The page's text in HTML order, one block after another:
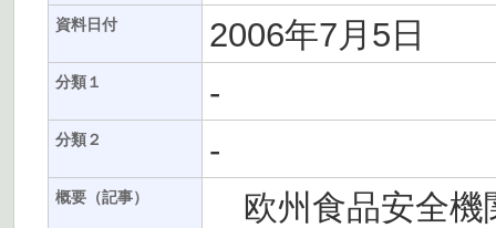
資料日付 2006年7月5日
分類１ -
分類２ -
概要（記事）
欧州食品安全機